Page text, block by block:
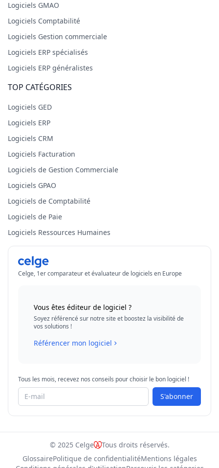
Logiciels GMAO
Logiciels Comptabilité
Logiciels Gestion commerciale
Logiciels ERP spécialisés
Logiciels ERP généralistes
TOP CATÉGORIES
Logiciels GED
Logiciels ERP
Logiciels CRM
Logiciels Facturation
Logiciels de Gestion Commerciale
Logiciels GPAO
Logiciels de Comptabilité
Logiciels de Paie
Logiciels Ressources Humaines
Celge, 1er comparateur et évaluateur de logiciels en Europe
Vous êtes éditeur de logiciel ?
Soyez référencé sur notre site et boostez la visibilité de
vos solutions !
Référencer mon logiciel
Tous les mois, recevez nos conseils pour choisir le bon logiciel !
S'abonner
© 2025 Celge
Tous droits réservés.
GlossairePolitique de confidentialitéMentions légales